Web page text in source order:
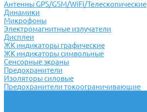
Антенны GPS/GSM/WiFi/Телескопические
Динамики
Микрофоны
Электромагнитные излучатели
Дисплеи
ЖК индикаторы графические
ЖК индикаторы символьные
Сенсорные экраны
Предохранители
Изоляторы силовые
Предохранители токоограничивающие